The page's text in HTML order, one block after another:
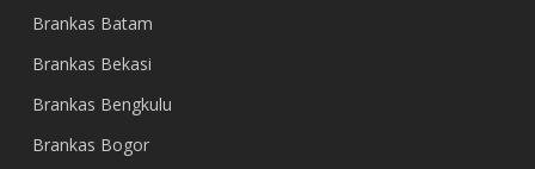
Brankas Batam
Brankas Bekasi
Brankas Bengkulu
Brankas Bogor